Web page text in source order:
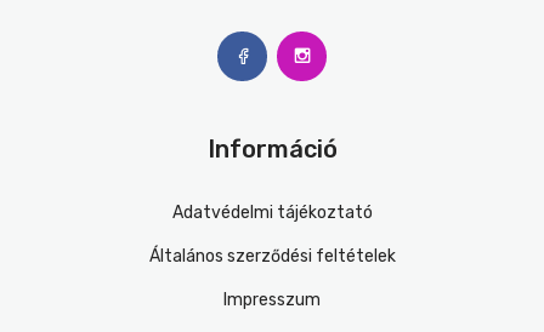
Információ
Adatvédelmi tájékoztató
Általános szerződési feltételek
Impresszum